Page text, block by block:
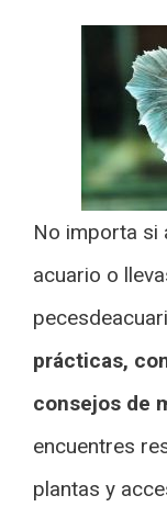
No importa si
acuario o
prácticas,
consejos de
encuentres
plantas y